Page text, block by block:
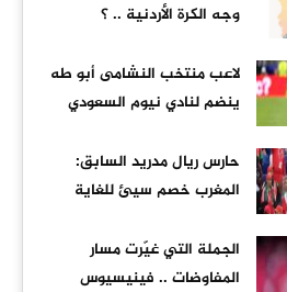
وجه الكرة الأردنية .. ؟
لاعب منتخب النشامى أبو طه
ينضم لنادي نيوم السعودي
حارس ريال مدريد السابق:
المغرب خصم سيئ للغاية
الجملة التي غيّرت مسار
المفاوضات .. فينيسيوس